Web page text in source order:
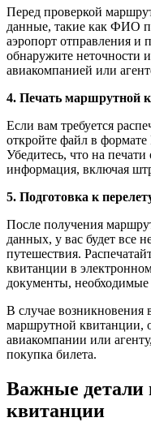
Перед проверкой
данные, такие как ФИО
аэропорт отправления и
обнаружите неточности
авиакомпанией или
4. Печать маршрутной
Если вам требуется
откройте файл в
Убедитесь, что на печати
информация, включая
5. Подготовка к
После получения
данных, у вас будет все
путешествия.
квитанции в
документы, необходимые
В случае возникновения
маршрутной квитанции,
авиакомпании или
покупка билета.
Важные детали
квитанции